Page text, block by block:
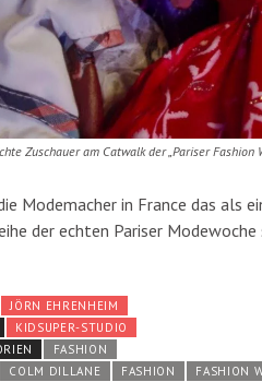
Zuschauer am Catwalk der „Pariser Fashion
Modemacher in France das als
der echten Pariser
JÖRN EHRENHEIM
KIDSUPER-STUDIO
FASHION
COLM DILLANE FASHION FASHION